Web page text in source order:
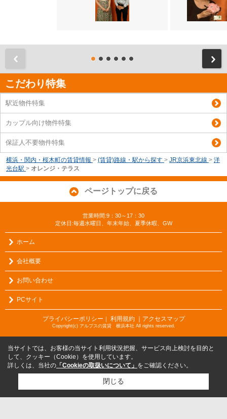
こだわり特集
駅近物件特集
カップル向け物件特集
保証人不要物件特集
横浜・関内・桜木町の賃貸情報 > (賃貸)路線・駅から探す > JR京浜東北線 > 洋
光台駅 > オレンジ・テラス
ページトップに戻る
営業時間:9：30～17：30
定休日:毎週水曜日、年末年始、夏季休暇、GW
ホーム
会社概要
お問い合わせ
PCサイト
プライバシーポリシー 利用規約 ｜アクセスマップ
Copyright(c) アルプスの賃貸 横浜本社 All rights reserved.
当サイトでは、お客様の当サイト利用状況把握、サービス向上検討を目的と
して、クッキー（Cookie）を使用しています。
詳しくは、当社の 「Cookieの取扱いについて」 をご確認ください。
閉じる